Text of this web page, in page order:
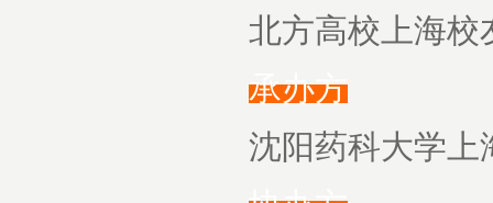
北方高校上海校
承办方
沈阳药科大学上